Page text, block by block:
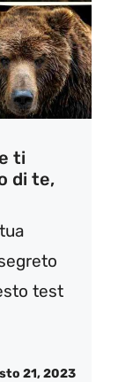
ti
di te,
test
21, 2023